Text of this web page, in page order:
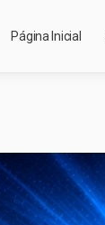
Página Inicial